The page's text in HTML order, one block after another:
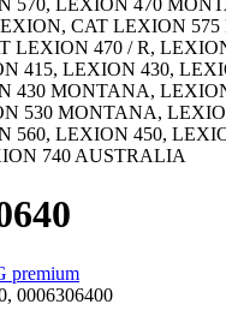
570, LEXION 470
CAT LEXION 575
LEXION 470 / R,
415, LEXION 430,
430 MONTANA,
530 MONTANA,
560, LEXION 450,
740 AUSTRALIA
premium
0006306400